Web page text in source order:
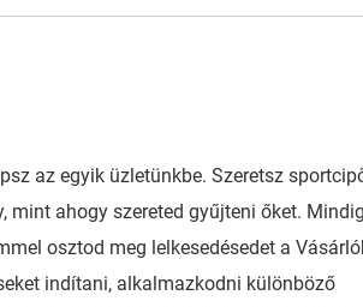
az egyik üzletünkbe. Szeretsz
mint ahogy szereted gyűjteni őket.
osztod meg lelkesedésedet a
indítani, alkalmazkodni különböző